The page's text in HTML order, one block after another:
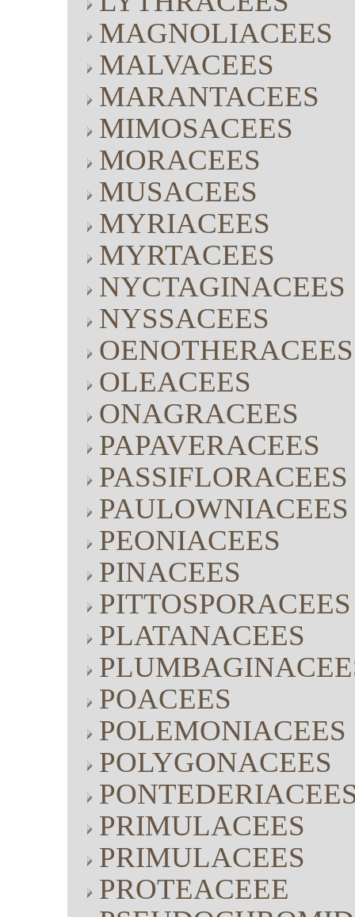
MAGNOLIACEES
MALVACEES
MARANTACEES
MIMOSACEES
MORACEES
MUSACEES
MYRIACEES
MYRTACEES
NYCTAGINACEES
NYSSACEES
OENOTHERACEES
OLEACEES
ONAGRACEES
PAPAVERACEES
PASSIFLORACEES
PAULOWNIACEES
PEONIACEES
PINACEES
PITTOSPORACEES
PLATANACEES
POACEES
POLEMONIACEES
POLYGONACEES
PRIMULACEES
PRIMULACEES
PROTEACEEE